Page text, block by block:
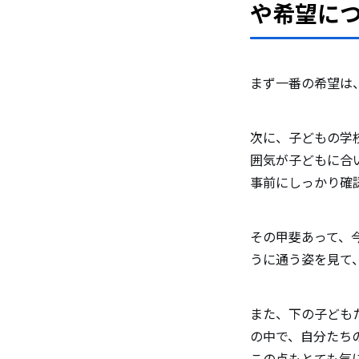
や希望に
まず一番の希望
次に、子どもの学
囲気が子どもに合
事前にしっかり確
その甲斐あって、
うに通う姿を見て
また、下の子ど
の中で、自分たち